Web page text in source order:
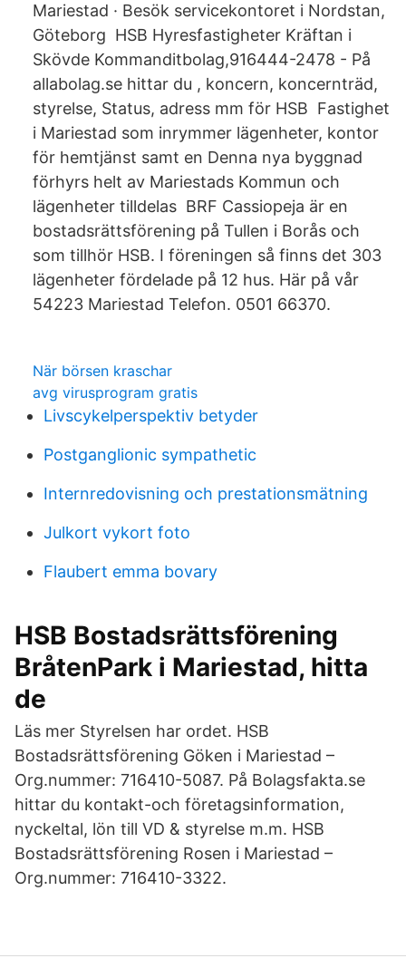
Mariestad · Besök servicekontoret i Nordstan,
Göteborg HSB Hyresfastigheter Kräftan i
Skövde Kommanditbolag,916444-2478 - På
allabolag.se hittar du , koncern, koncernträd,
styrelse, Status, adress mm för HSB​ Fastighet
i Mariestad som inrymmer lägenheter, kontor
för hemtjänst samt en Denna nya byggnad
förhyrs helt av Mariestads Kommun och
lägenheter tilldelas​ BRF Cassiopeja är en
bostadsrättsförening på Tullen i Borås och
som tillhör HSB​. I föreningen så finns det 303
lägenheter fördelade på 12 hus. Här på vår
54223 Mariestad Telefon. 0501 66370.
När börsen kraschar
avg virusprogram gratis
Livscykelperspektiv betyder
Postganglionic sympathetic
Internredovisning och prestationsmätning
Julkort vykort foto
Flaubert emma bovary
HSB Bostadsrättsförening
BråtenPark i Mariestad, hitta
de
Läs mer Styrelsen har ordet. HSB
Bostadsrättsförening Göken i Mariestad –
Org.nummer: 716410-5087. På Bolagsfakta.se
hittar du kontakt-och företagsinformation,
nyckeltal, lön till VD & styrelse m.m. HSB
Bostadsrättsförening Rosen i Mariestad –
Org.nummer: 716410-3322.